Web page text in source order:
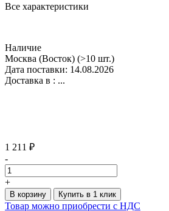
Все характеристики
Наличие
Москва (Восток) (>10 шт.)
Дата поставки: 14.08.2026
Доставка в : ...
1 211 ₽
-
+
В корзину Купить в 1 клик
Товар можно приобрести с НДС